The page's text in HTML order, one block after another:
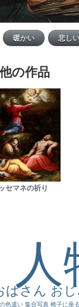
の作品
セマネの祈り
ばさん お
色遣い 集合写真 椅子に座